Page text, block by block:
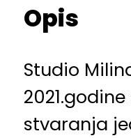
Opis
Studio
stvaranja